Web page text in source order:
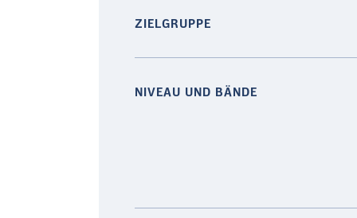
ZIELGRUPPE
NIVEAU UND BÄNDE